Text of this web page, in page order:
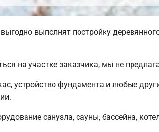
выполнят постройку
на участке заказчика, мы не
устройство фундамента и любые
санузла, сауны, бассейна,